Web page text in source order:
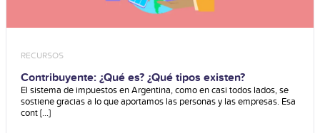
RECURSOS
Contribuyente: ¿Qué es? ¿Qué tipos existen?
El sistema de impuestos en Argentina, como en casi todos lados, se
sostiene gracias a lo que aportamos las personas y las empresas. Esa
cont [...]